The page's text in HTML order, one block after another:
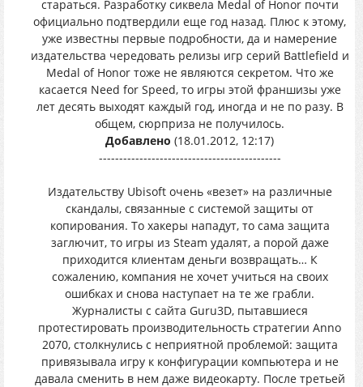
стараться. Разработку сиквела Medal of Honor почти
официально подтвердили еще год назад. Плюс к этому,
уже известны первые подробности, да и намерение
издательства чередовать релизы игр серий Battlefield и
Medal of Honor тоже не являются секретом. Что же
касается Need for Speed, то игры этой франшизы уже
лет десять выходят каждый год, иногда и не по разу. В
общем, сюрприза не получилось.
Добавлено (18.01.2012, 12:17)
---------------------------------------------
Издательству Ubisoft очень «везет» на различные
скандалы, связанные с системой защиты от
копирования. То хакеры нападут, то сама защита
заглючит, то игры из Steam удалят, а порой даже
приходится клиентам деньги возвращать… К
сожалению, компания не хочет учиться на своих
ошибках и снова наступает на те же грабли.
Журналисты с сайта Guru3D, пытавшиеся
протестировать производительность стратегии Anno
2070, столкнулись с неприятной проблемой: защита
привязывала игру к конфигурации компьютера и не
давала сменить в нем даже видеокарту. После третьей